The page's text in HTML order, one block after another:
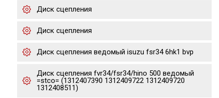
Диск сцепления
Диск сцепления
Диск сцепления ведомый isuzu fsr34 6hk1 bvp
Диск сцепления fvr34/fsr34/hino 500 ведомый
=stco= (1312407390 1312409722 1312409720
1312408511)